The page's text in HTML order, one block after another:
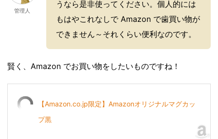
管理人
うなら是非使ってください。個人的には
もはやこれなしで Amazon で歯買い物が
できません～それくらい便利なのです。
賢く、Amazon でお買い物をしたいものですね！
【Amazon.co.jp限定】Amazonオリジナルマグカッ
プ黒